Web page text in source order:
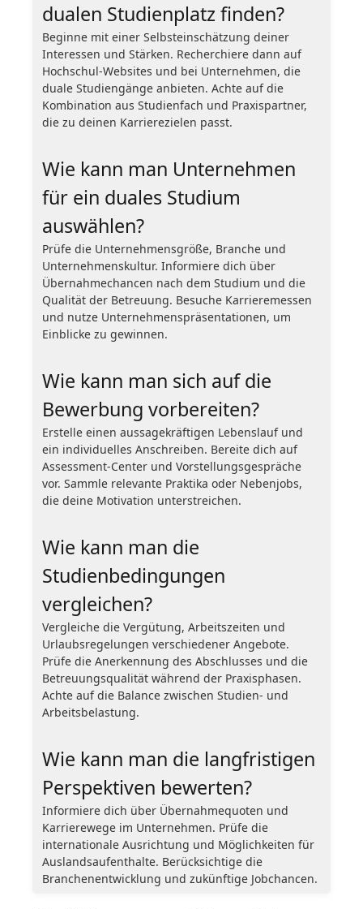
dualen Studienplatz finden?
Beginne mit einer Selbsteinschätzung deiner
Interessen und Stärken. Recherchiere dann auf
Hochschul-Websites und bei Unternehmen, die
duale Studiengänge anbieten. Achte auf die
Kombination aus Studienfach und Praxispartner,
die zu deinen Karrierezielen passt.
Wie kann man Unternehmen
für ein duales Studium
auswählen?
Prüfe die Unternehmensgröße, Branche und
Unternehmenskultur. Informiere dich über
Übernahmechancen nach dem Studium und die
Qualität der Betreuung. Besuche Karrieremessen
und nutze Unternehmenspräsentationen, um
Einblicke zu gewinnen.
Wie kann man sich auf die
Bewerbung vorbereiten?
Erstelle einen aussagekräftigen Lebenslauf und
ein individuelles Anschreiben. Bereite dich auf
Assessment-Center und Vorstellungsgespräche
vor. Sammle relevante Praktika oder Nebenjobs,
die deine Motivation unterstreichen.
Wie kann man die
Studienbedingungen
vergleichen?
Vergleiche die Vergütung, Arbeitszeiten und
Urlaubsregelungen verschiedener Angebote.
Prüfe die Anerkennung des Abschlusses und die
Betreuungsqualität während der Praxisphasen.
Achte auf die Balance zwischen Studien- und
Arbeitsbelastung.
Wie kann man die langfristigen
Perspektiven bewerten?
Informiere dich über Übernahmequoten und
Karrierewege im Unternehmen. Prüfe die
internationale Ausrichtung und Möglichkeiten für
Auslandsaufenthalte. Berücksichtige die
Branchenentwicklung und zukünftige Jobchancen.